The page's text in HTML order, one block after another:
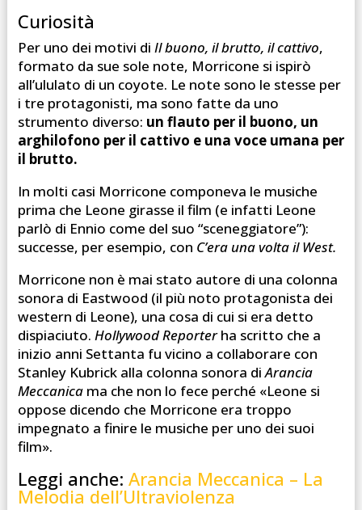
Curiosità
Per uno dei motivi di Il buono, il brutto, il cattivo,
formato da sue sole note, Morricone si ispirò
all’ululato di un coyote. Le note sono le stesse per
i tre protagonisti, ma sono fatte da uno
strumento diverso: un flauto per il buono, un
arghilofono per il cattivo e una voce umana per
il brutto.
In molti casi Morricone componeva le musiche
prima che Leone girasse il film (e infatti Leone
parlò di Ennio come del suo “sceneggiatore”):
successe, per esempio, con C’era una volta il West.
Morricone non è mai stato autore di una colonna
sonora di Eastwood (il più noto protagonista dei
western di Leone), una cosa di cui si era detto
dispiaciuto. Hollywood Reporterha scritto che a
inizio anni Settanta fu vicino a collaborare con
Stanley Kubrick alla colonna sonora diArancia
Meccanicama che non lo fece perché «Leone si
oppose dicendo che Morricone era troppo
impegnato a finire le musiche per uno dei suoi
film».
Leggi anche: Arancia Meccanica – La
Melodia dell’Ultraviolenza